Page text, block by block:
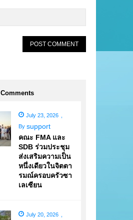
Comments
July 23, 2026
By support
คณะ FMA และ
SDB ร่วมประชุม
ส่งเสริมความเป็น
หนึ่งเดียวในจิตตา
รมณ์ครอบครัวซา
เลเซียน
July 20, 2026